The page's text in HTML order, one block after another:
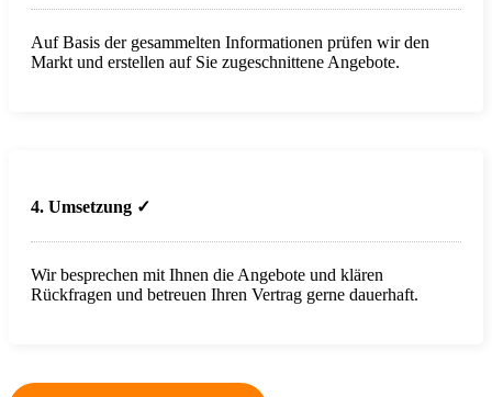
Auf Basis der gesammelten Informationen prüfen wir den
Markt und erstellen auf Sie zugeschnittene Angebote.
4. Umsetzung ✓
Wir besprechen mit Ihnen die Angebote und klären
Rückfragen und betreuen Ihren Vertrag gerne dauerhaft.